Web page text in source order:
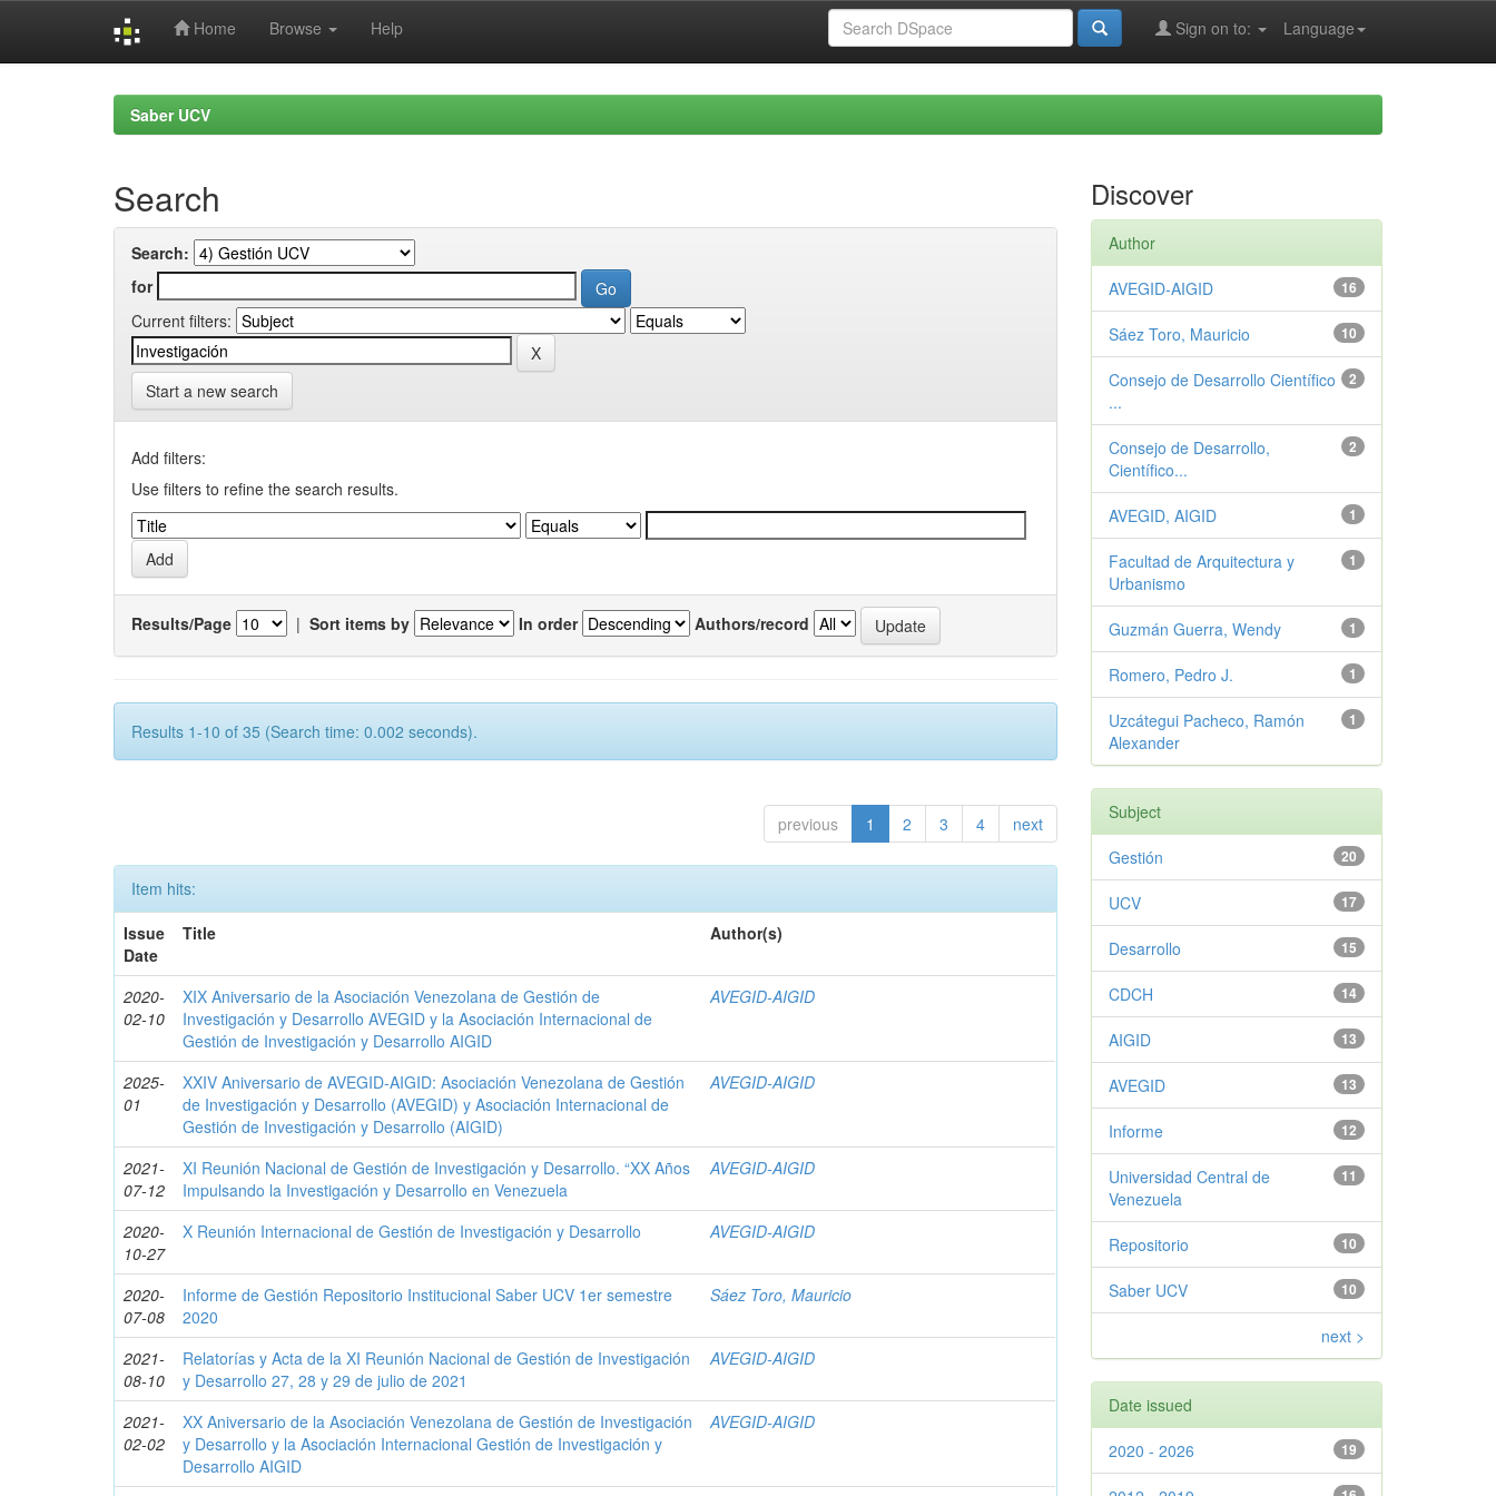
Home Browse Help Language
Sign on to:
Saber UCV
Search
Search:
for
Current filters:
Start a new search
Add filters:
Use filters to refine the search results.
Results/Page | Sort items by In order Authors/record
Results 1-10 of 35 (Search time: 0.002 seconds).
previous 1 2 3 4 next
Item hits:
Issue
Date
Title Author(s)
2020-
02-10
XIX Aniversario de la Asociación Venezolana de Gestión de
Investigación y Desarrollo AVEGID y la Asociación Internacional de
Gestión de Investigación y Desarrollo AIGID
AVEGID-AIGID
2025-
01
XXIV Aniversario de AVEGID-AIGID: Asociación Venezolana de Gestión
de Investigación y Desarrollo (AVEGID) y Asociación Internacional de
Gestión de Investigación y Desarrollo (AIGID)
AVEGID-AIGID
2021-
07-12
XI Reunión Nacional de Gestión de Investigación y Desarrollo. “XX Años
Impulsando la Investigación y Desarrollo en Venezuela
AVEGID-AIGID
2020-
10-27
X Reunión Internacional de Gestión de Investigación y Desarrollo AVEGID-AIGID
2020-
07-08
Informe de Gestión Repositorio Institucional Saber UCV 1er semestre
2020
Sáez Toro, Mauricio
2021-
08-10
Relatorías y Acta de la XI Reunión Nacional de Gestión de Investigación
y Desarrollo 27, 28 y 29 de julio de 2021
AVEGID-AIGID
2021-
02-02
XX Aniversario de la Asociación Venezolana de Gestión de Investigación
y Desarrollo y la Asociación Internacional Gestión de Investigación y
Desarrollo AIGID
AVEGID-AIGID
Discover
Author
16
AVEGID-AIGID
10
Sáez Toro, Mauricio
2
Consejo de Desarrollo Científico
...
2
Consejo de Desarrollo,
Científico...
1
AVEGID, AIGID
1
Facultad de Arquitectura y
Urbanismo
1
Guzmán Guerra, Wendy
1
Romero, Pedro J.
1
Uzcátegui Pacheco, Ramón
Alexander
Subject
20
Gestión
17
UCV
15
Desarrollo
14
CDCH
13
AIGID
13
AVEGID
12
Informe
11
Universidad Central de
Venezuela
10
Repositorio
10
Saber UCV
next >
Date issued
19
2020 - 2026